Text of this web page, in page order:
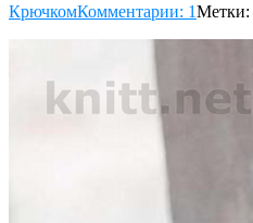
КрючкомКомментарии: 1Метки: